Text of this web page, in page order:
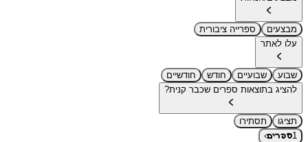
מבצעים
ספרייה ציבורית
עלו לאתר
שבוע שבועיים חודש
חודשיים
להציג בתוצאות ספרים שכבר קנית?
תציגו
תסתירו
1ספרים›